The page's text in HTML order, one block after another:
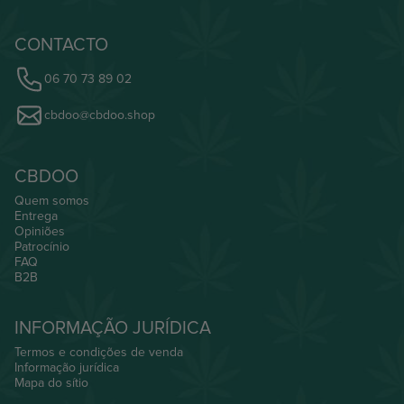
CONTACTO
06 70 73 89 02
cbdoo@cbdoo.shop
CBDOO
Quem somos
Entrega
Opiniões
Patrocínio
FAQ
B2B
INFORMAÇÃO JURÍDICA
Termos e condições de venda
Informação jurídica
Mapa do sítio